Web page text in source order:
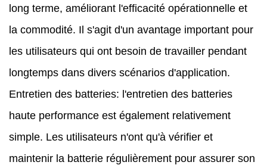
long terme, améliorant l'efficacité opérationnelle et
la commodité. Il s'agit d'un avantage important pour
les utilisateurs qui ont besoin de travailler pendant
longtemps dans divers scénarios d'application.
Entretien des batteries: l'entretien des batteries
haute performance est également relativement
simple. Les utilisateurs n'ont qu'à vérifier et
maintenir la batterie régulièrement pour assurer son